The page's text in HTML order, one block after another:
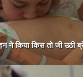
ने किया किस तो जी उठी